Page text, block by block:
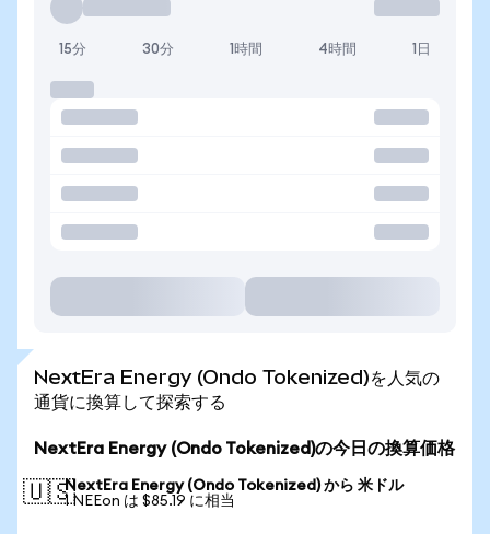
15分 30分 1時間 4時間 1日
NextEra Energy (Ondo Tokenized)を人気の
通貨に換算して探索する
NextEra Energy (Ondo Tokenized)の今日の換算価格
🇺🇸NextEra Energy (Ondo Tokenized) から 米ドル
1 NEEon は $85.19 に相当